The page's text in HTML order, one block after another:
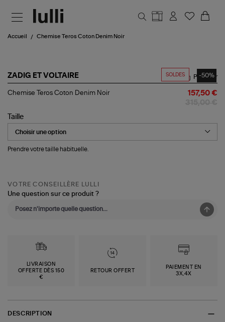
Accueil Chemise Teros Coton Denim Noir
SOLDES -50%
ZADIG ET VOLTAIRE
Chemise
Denim
Noir
Partager
Chemise Teros Coton Denim Noir 157,50 €
Taille
Prendre votre taille habituelle.
VOTRE CONSEILLÈRE LULLI
Une question sur ce produit ?
LIVRAISON
OFFERTE DÈS 150
€
RETOUR OFFERT
PAIEMENT EN
3X,4X
DESCRIPTION